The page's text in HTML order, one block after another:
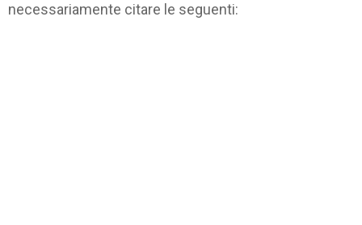
necessariamente citare le seguenti: